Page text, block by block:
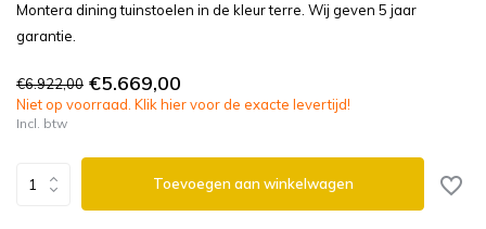
Montera dining tuinstoelen in de kleur terre. Wij geven 5 jaar
garantie.
€6.922,00 €5.669,00
Niet op voorraad. Klik hier voor de exacte levertijd!
Incl. btw
Toevoegen aan winkelwagen